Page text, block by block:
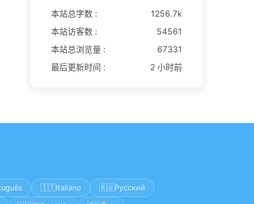
本站总字数 :
1256.7k
本站访客数 :
54561
本站总浏览量 :
67331
最后更新时间 :
2 小时前
🇮🇹Italiano 🇷🇺Русский